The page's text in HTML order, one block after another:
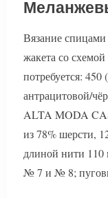
Вязание
жакета со
потребуется:
антрацитовой/
ALTA MODA
из 78% шерсти,
длиной нити 110
№ 7 и № 8;